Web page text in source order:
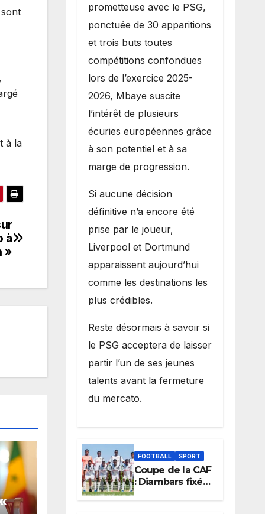
à la
à
»
prometteuse avec le PSG,
ponctuée de 30 apparitions
et trois buts toutes
compétitions confondues
lors de l’exercice 2025-
2026, Mbaye suscite
l’intérêt de plusieurs
écuries européennes grâce
à son potentiel et à sa
marge de progression.
Si aucune décision
définitive n’a encore été
prise par le joueur,
Liverpool et Dortmund
apparaissent aujourd’hui
comme les destinations les
plus crédibles.
Reste désormais à savoir si
le PSG acceptera de laisser
partir l’un de ses jeunes
talents avant la fermeture
du mercato.
FOOTBALL SPORT
Coupe de la CAF
: Diambars fixé
sur son destin